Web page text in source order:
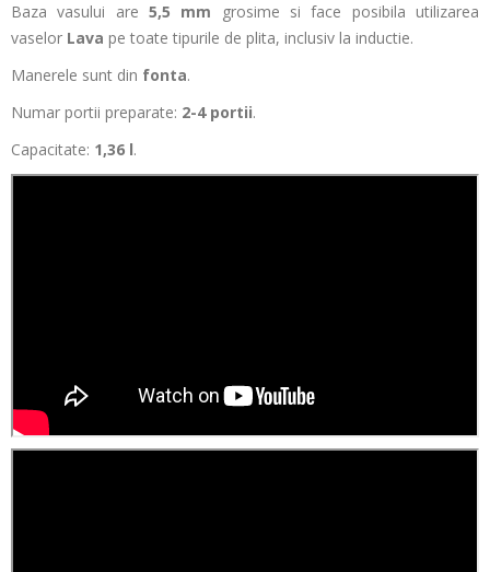
Baza vasului are 5,5 mm grosime si face posibila utilizarea
vaselor Lava pe toate tipurile de plita, inclusiv la inductie.
Manerele sunt din fonta.
Numar portii preparate: 2-4 portii.
Capacitate: 1,36 l.